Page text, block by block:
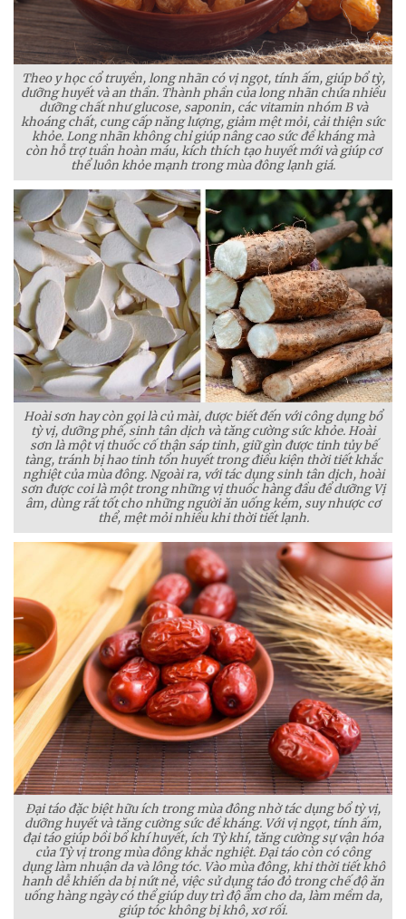
Theo y học cổ truyền, long nhãn có vị ngọt, tính ấm, giúp bổ tỳ,
dưỡng huyết và an thần. Thành phần của long nhãn chứa nhiều
dưỡng chất như glucose, saponin, các vitamin nhóm B và
khoáng chất, cung cấp năng lượng, giảm mệt mỏi, cải thiện sức
khỏe. Long nhãn không chỉ giúp nâng cao sức đề kháng mà
còn hỗ trợ tuần hoàn máu, kích thích tạo huyết mới và giúp cơ
thể luôn khỏe mạnh trong mùa đông lạnh giá.
Hoài sơn hay còn gọi là củ mài, được biết đến với công dụng bổ
tỳ vị, dưỡng phế, sinh tân dịch và tăng cường sức khỏe. Hoài
sơn là một vị thuốc cố thận sáp tinh, giữ gìn được tinh tủy bế
tàng, tránh bị hao tinh tổn huyết trong điều kiện thời tiết khắc
nghiệt của mùa đông. Ngoài ra, với tác dụng sinh tân dịch, hoài
sơn được coi là một trong những vị thuốc hàng đầu để dưỡng Vị
âm, dùng rất tốt cho những người ăn uống kém, suy nhược cơ
thể, mệt mỏi nhiều khi thời tiết lạnh.
Đại táo đặc biệt hữu ích trong mùa đông nhờ tác dụng bổ tỳ vị,
dưỡng huyết và tăng cường sức đề kháng. Với vị ngọt, tính ấm,
đại táo giúp bồi bổ khí huyết, ích Tỳ khí, tăng cường sự vận hóa
của Tỳ vị trong mùa đông khắc nghiệt. Đại táo còn có công
dụng làm nhuận da và lông tóc. Vào mùa đông, khi thời tiết khô
hanh dễ khiến da bị nứt nẻ, việc sử dụng táo đỏ trong chế độ ăn
uống hàng ngày có thể giúp duy trì độ ẩm cho da, làm mềm da,
giúp tóc không bị khô, xơ rối.